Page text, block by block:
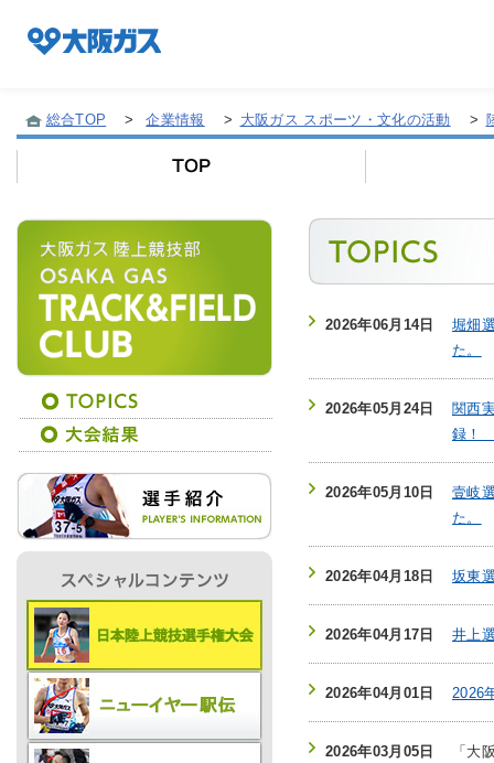
企業/グループについて
社会貢献
技術開発
サステナビリティ
採用情報
プレスリリース
総合TOP > 企業情報 > 大阪ガス スポーツ・文化の活動 >
2026年06月14日
堀畑
た。
2026年05月24日
関西
録
2026年05月10日
壹岐
た。
2026年04月18日 坂東
2026年04月17日 井上
2026年04月01日 2026
2026年03月05日 「大